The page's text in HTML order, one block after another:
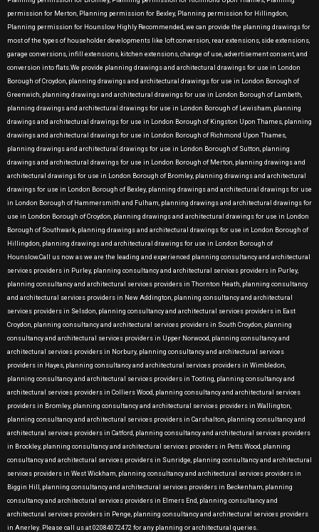
permission for Merton, Planning permission for Bexley, Planning permission for Hillingdon,
Planning permission for Hounslow Highly Recommended, we can provide the planning drawings for
most of the types of householder developments like loft conversion, rear extensions, side extensions,
garage conversions, infill extensions, kitchen extensions, change of use, advertisement consent, and
conversion into flats.We provide planning drawings and architectural drawings for use in London
Borough of Croydon, planning drawings and architectural drawings for use in London Borough of
Greenwich, planning drawings and architectural drawings for use in London Borough of Lambeth,
planning drawings and architectural drawings for use in London Borough of Lewisham, planning
drawings and architectural drawings for use in London Borough of Kingston Upon Thames, planning
drawings and architectural drawings for use in London Borough of Richmond Upon Thames,
planning drawings and architectural drawings for use in London Borough of Sutton, planning
drawings and architectural drawings for use in London Borough of Merton, planning drawings and
architectural drawings for use in London Borough of Bromley, planning drawings and architectural
drawings for use in London Borough of Bexley, planning drawings and architectural drawings for use
in London Borough of Hammersmith and Fulham, planning drawings and architectural drawings for
use in London Borough of Croydon, planning drawings and architectural drawings for use in London
Borough of Southwark, planning drawings and architectural drawings for use in London Borough of
Hillingdon, planning drawings and architectural drawings for use in London Borough of
Hounslow.Call us now as we are the leading and experienced planning consultancy and architectural
services providers in Purley, planning consultancy and architectural services providers in Purley,
planning consultancy and architectural services providers in Thornton Heath, planning consultancy
and architectural services providers in New Addington, planning consultancy and architectural
services providers in Selsdon, planning consultancy and architectural services providers in East
Croydon, planning consultancy and architectural services providers in South Croydon, planning
consultancy and architectural services providers in Upper Norwood, planning consultancy and
architectural services providers in Norbury, planning consultancy and architectural services
providers in Hayes, planning consultancy and architectural services providers in Wimbledon,
planning consultancy and architectural services providers in Tooting, planning consultancy and
architectural services providers in Colliers Wood, planning consultancy and architectural services
providers in Bromley, planning consultancy and architectural services providers in Wallington,
planning consultancy and architectural services providers in Carshalton, planning consultancy and
architectural services providers in Catford, planning consultancy and architectural services providers
in Brockley, planning consultancy and architectural services providers in Petts Wood, planning
consultancy and architectural services providers in Sunridge, planning consultancy and architectural
services providers in West Wickham, planning consultancy and architectural services providers in
Biggin Hill, planning consultancy and architectural services providers in Beckenham, planning
consultancy and architectural services providers in Elmers End, planning consultancy and
architectural services providers in Penge, planning consultancy and architectural services providers
in Anerley. Please call us at 02084072472 for any planning or architectural queries.